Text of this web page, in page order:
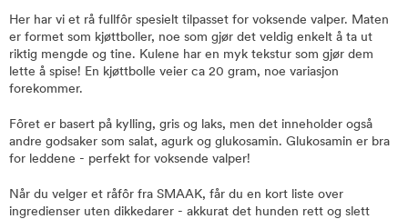
Her har vi et rå fullfôr spesielt tilpasset for voksende valper. Maten
er formet som kjøttboller, noe som gjør det veldig enkelt å ta ut
riktig mengde og tine. Kulene har en myk tekstur som gjør dem
lette å spise! En kjøttbolle veier ca 20 gram, noe variasjon
forekommer.
Fôret er basert på kylling, gris og laks, men det inneholder også
andre godsaker som salat, agurk og glukosamin. Glukosamin er bra
for leddene - perfekt for voksende valper!
Når du velger et råfôr fra SMAAK, får du en kort liste over
ingredienser uten dikkedarer - akkurat det hunden rett og slett